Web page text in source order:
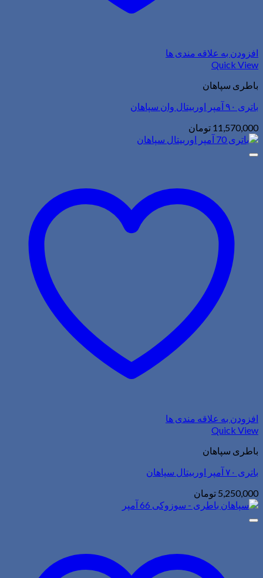
افزودن به علاقه مندی ها
Quick View
باطری سپاهان
باتری ۹۰ آمپر اوربیتال وان سپاهان
11,570,000 تومان
افزودن به علاقه مندی ها
Quick View
باطری سپاهان
باتری ۷۰ آمپر اوربیتال سپاهان
5,250,000 تومان